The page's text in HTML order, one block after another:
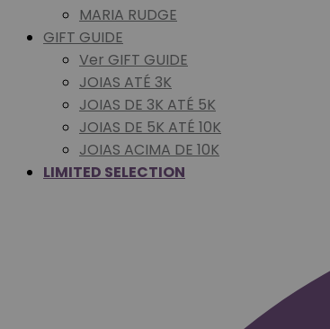
MARIA RUDGE
GIFT GUIDE
Ver GIFT GUIDE
JOIAS ATÉ 3K
JOIAS DE 3K ATÉ 5K
JOIAS DE 5K ATÉ 10K
JOIAS ACIMA DE 10K
LIMITED SELECTION